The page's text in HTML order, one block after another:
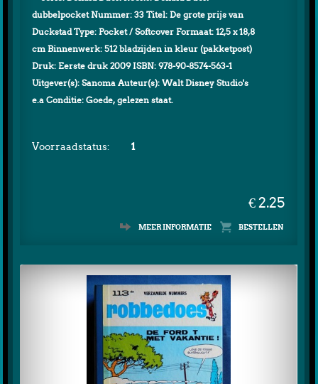
€ 2.25
dubbelpocket Nummer: 33 Titel: De grote prijs van
Duckstad Type: Pocket / Softcover Formaat: 12,5 x 18,8
cm Binnenwerk: 512 bladzijden in kleur (pakketpost)
Druk: Eerste druk 2009 ISBN: 978-90-8574-563-1
Uitgever(s): Sanoma Auteur(s): Walt Disney Studio's
e.a Conditie: Goede, gelezen staat.
Voorraadstatus: 1
MEER INFORMATIE